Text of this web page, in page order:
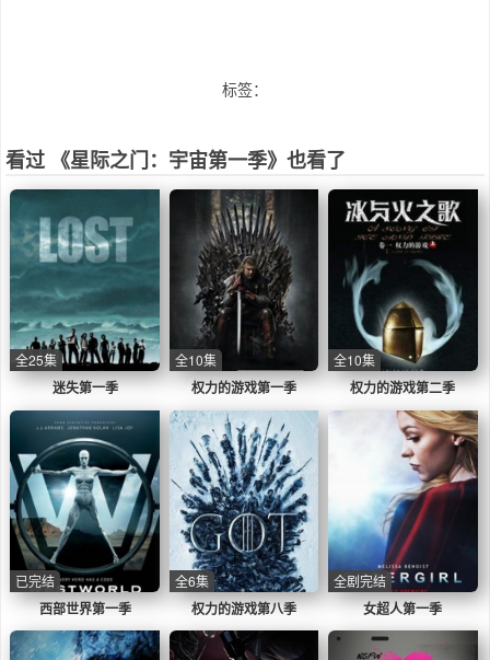
标签：
看过 《星际之门：宇宙第一季》也看了
迷失第一季
全25集
权力的游戏第一季
全10集
权力的游戏第二季
全10集
西部世界第一季
已完结
权力的游戏第八季
全6集
女超人第一季
全剧完结